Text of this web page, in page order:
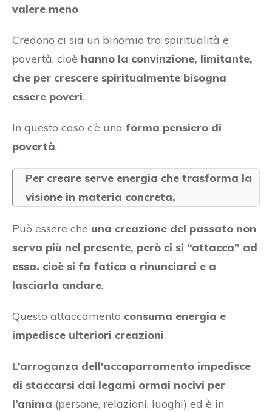
valere meno
Credono ci sia un binomio tra spiritualità e
povertà, cioè hanno la convinzione, limitante,
che per crescere spiritualmente bisogna
essere poveri.
In questo caso c’è una forma pensiero di
povertà.
Per creare serve energia che trasforma la
visione in materia concreta.
Può essere che una creazione del passato non
serva più nel presente, però ci si “attacca” ad
essa, cioè si fa fatica a rinunciarci e a
lasciarla andare.
Questo attaccamento consuma energia e
impedisce ulteriori creazioni.
L’arroganza dell’accaparramento impedisce
di staccarsi dai legami ormai nocivi per
l’anima (persone, relazioni, luoghi) ed è in